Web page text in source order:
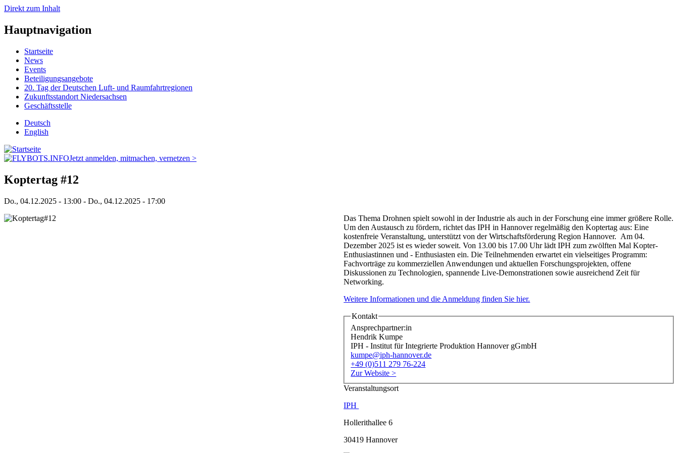
Direkt zum Inhalt
Hauptnavigation
Startseite
News
Events
Beteiligungsangebote
20. Tag der Deutschen Luft- und Raumfahrtregionen
Zukunftsstandort Niedersachsen
Geschäftsstelle
Deutsch
English
Jetzt anmelden, mitmachen, vernetzen >
Koptertag #12
Do., 04.12.2025 - 13:00 - Do., 04.12.2025 - 17:00
Das Thema Drohnen spielt sowohl in der Industrie als auch in der Forschung eine immer größere Rolle.
Um den Austausch zu fördern, richtet das IPH in Hannover regelmäßig den Koptertag aus: Eine
kostenfreie Veranstaltung, unterstützt von der Wirtschaftsförderung Region Hannover. Am 04.
Dezember 2025 ist es wieder soweit. Von 13.00 bis 17.00 Uhr lädt IPH zum zwölften Mal Kopter-
Enthusiastinnen und - Enthusiasten ein. Die Teilnehmenden erwartet ein vielseitiges Programm:
Fachvorträge zu kommerziellen Anwendungen und aktuellen Forschungsprojekten, offene
Diskussionen zu Technologien, spannende Live-Demonstrationen sowie ausreichend Zeit für
Networking.
Weitere Informationen und die Anmeldung finden Sie hier.
Kontakt
Ansprechpartner:in
Hendrik Kumpe
IPH - Institut für Integrierte Produktion Hannover gGmbH
kumpe@iph-hannover.de
+49 (0)511 279 76-224
Zur Website >
Veranstaltungsort
IPH
Hollerithallee 6
30419 Hannover